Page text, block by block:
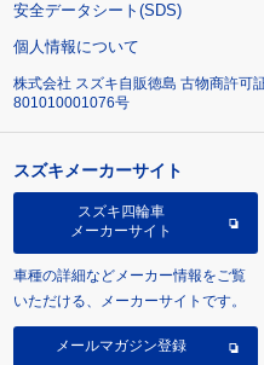
安全データシート(SDS)
個人情報について
株式会社 スズキ自販徳島 古物商許可
801010001076号
スズキメーカーサイト
スズキ四輪車
メーカーサイト
車種の詳細などメーカー情報をご覧
いただける、メーカーサイトです。
メールマガジン登録